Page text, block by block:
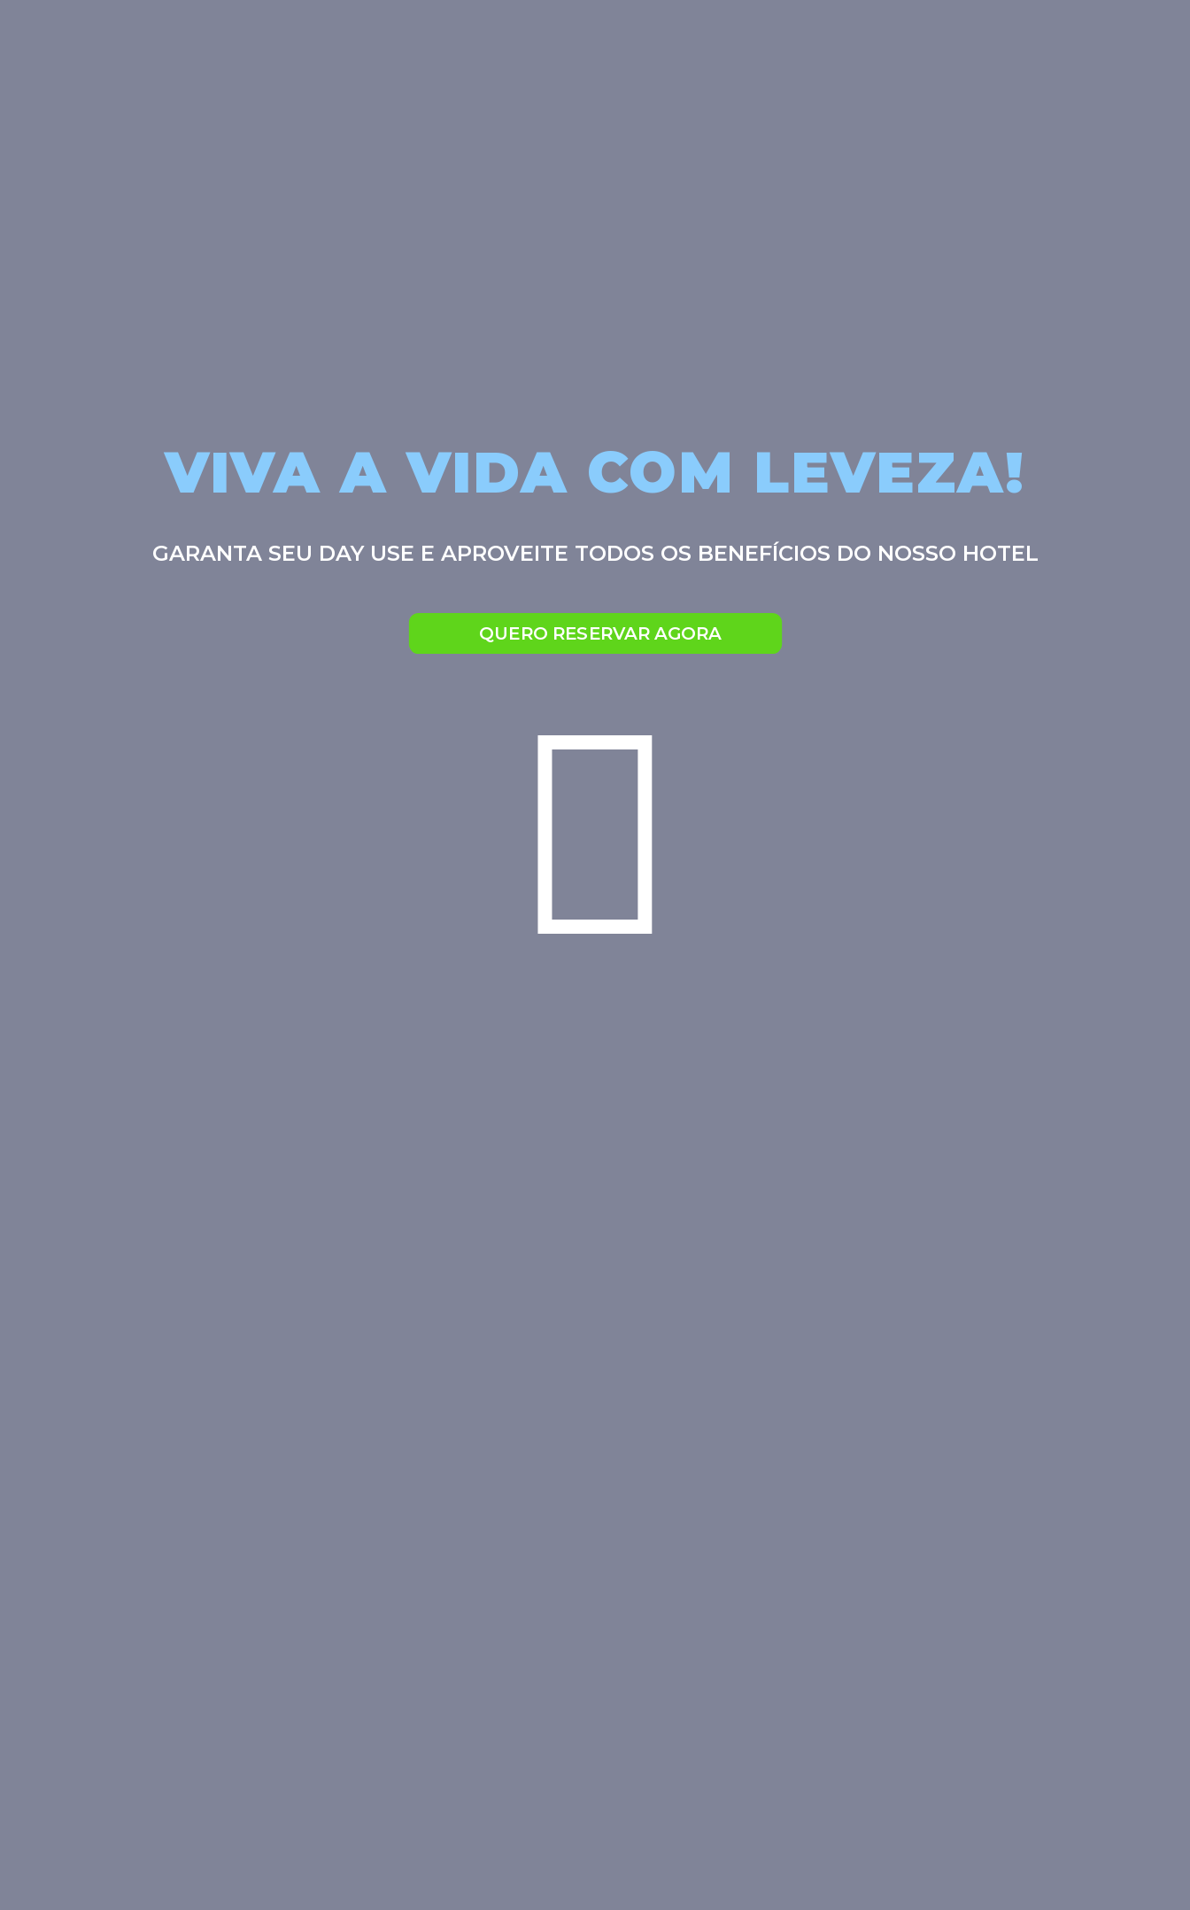
VIVA A VIDA COM LEVEZA!
GARANTA SEU DAY USE E APROVEITE TODOS OS BENEFÍCIOS DO NOSSO HOTEL
QUERO RESERVAR AGORA